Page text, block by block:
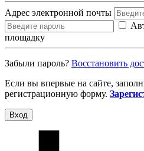
Адрес электронной почты
площадку
Забыли пароль? Восcтановить
Если вы впервые на сайте,
регистрационную форму.
Вход